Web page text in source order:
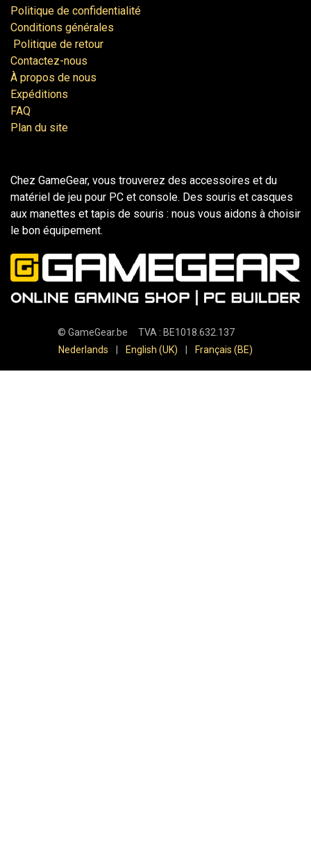
Politique de confidentialité
Conditions générales
Politique de retour
Contactez-nous
À propos de nous
Expéditions
FAQ
Plan du site
Chez GameGear, vous trouverez des accessoires et du
matériel de jeu pour PC et console. Des souris et casques
aux manettes et tapis de souris : nous vous aidons à choisir
le bon équipement.
© GameGear.be TVA : BE1018.632.137
Nederlands
English (UK) Français (BE)